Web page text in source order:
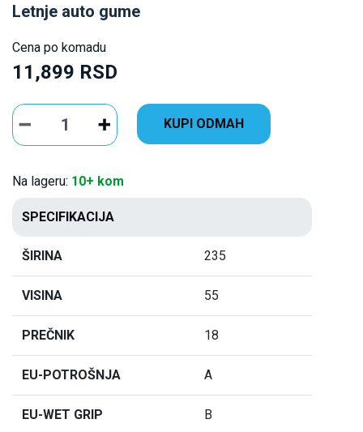
Letnje auto gume
Cena po komadu
11,899 RSD
KUPI ODMAH
Na lageru: 10+ kom
SPECIFIKACIJA
ŠIRINA 235
VISINA 55
PREČNIK 18
EU-POTROŠNJA A
EU-WET GRIP B